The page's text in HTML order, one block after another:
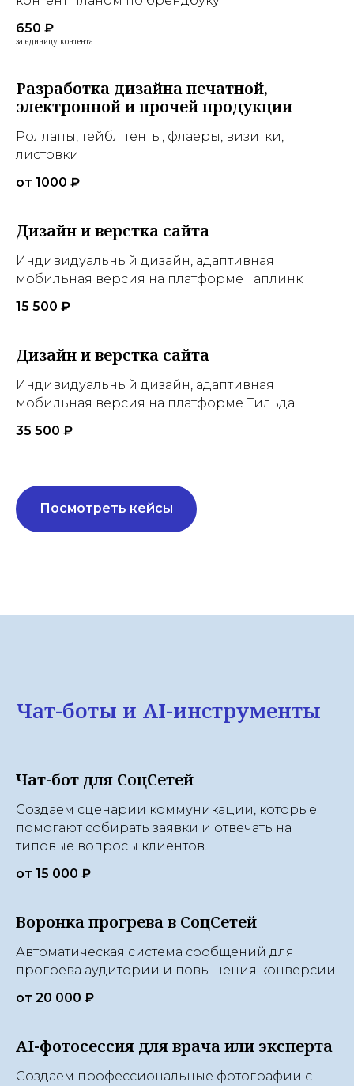
650 ₽
за единицу контента
Разработка дизайна печатной,
электронной и прочей продукции
Роллапы, тейбл тенты, флаеры, визитки,
листовки
от 1000 ₽
Дизайн и верстка сайта
Индивидуальный дизайн, адаптивная
мобильная версия на платформе Таплинк
15 500 ₽
Дизайн и верстка сайта
Индивидуальный дизайн, адаптивная
мобильная версия на платформе Тильда
35 500 ₽
Посмотреть кейсы
Чат-боты и AI-инструменты
Чат-бот для СоцСетей
Создаем сценарии коммуникации, которые
помогают собирать заявки и отвечать на
типовые вопросы клиентов.
от 15 000 ₽
Воронка прогрева в СоцСетей
Автоматическая система сообщений для
прогрева аудитории и повышения конверсии.
от 20 000 ₽
AI-фотосессия для врача или эксперта
Создаем профессиональные фотографии с